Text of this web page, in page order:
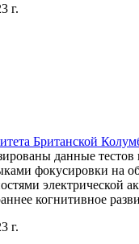
г.
Британской
данные
фокусировки на
электрической
когнитивное
г.